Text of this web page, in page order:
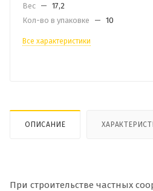
Вес — 17,2
Кол-во в упаковке
— 10
Все характеристики
ОПИСАНИЕ
При строительстве частных